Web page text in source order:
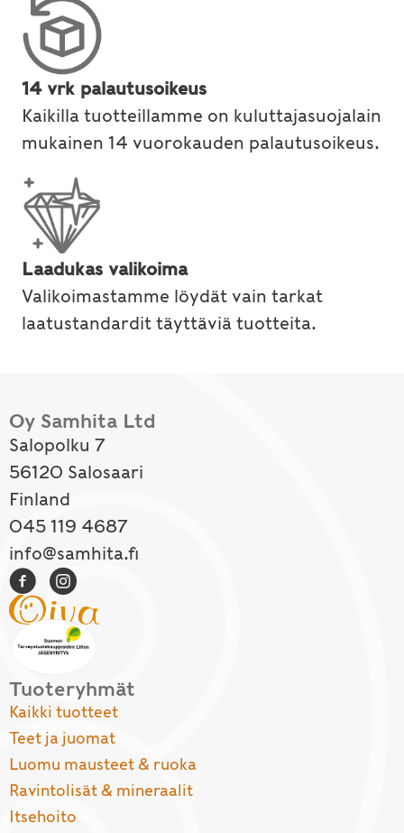
14 vrk palautusoikeus
Kaikilla tuotteillamme on kuluttajasuojalain
mukainen 14 vuorokauden palautusoikeus.
Laadukas valikoima
Valikoimastamme löydät vain tarkat
laatustandardit täyttäviä tuotteita.
Oy Samhita Ltd
Salopolku 7
56120 Salosaari
Finland
045 119 4687
info@samhita.fi
Tuoteryhmät
Kaikki tuotteet
Teet ja juomat
Luomu mausteet & ruoka
Ravintolisät & mineraalit
Itsehoito